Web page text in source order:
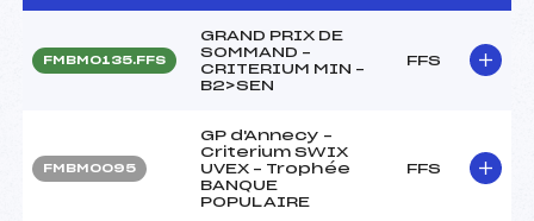
FMBM0135.FFS
GRAND PRIX DE
SOMMAND –
CRITERIUM MIN –
B2>SEN
FFS
FMBM0095
GP d'Annecy –
Criterium SWIX
UVEX – Trophée
BANQUE
POPULAIRE
FFS